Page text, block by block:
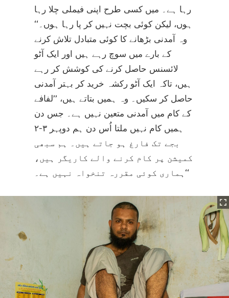
رہا ہے۔ میں کسی طرح اپنی فیملی چلا رہا
ہوں، لیکن کوئی بچت نہیں کر پا رہا ہوں۔‘‘
وہ آمدنی بڑھانے کا کوئی متبادل تلاش کرنے
کے بارے میں سوچ رہے ہیں اور ایک آٹو
لائسنس حاصل کرنے کی کوشش کر رہے
ہیں، تاکہ ایک آٹو رکشہ خرید کر بہتر آمدنی
حاصل کر سکیں۔ وہ ہمیں بتاتے ہیں، ’’لفافے
کے کام میں آمدنی متعین نہیں ہے۔ جس دن
ہمیں کام نہیں ملتا اُس دن ہم دوپہر ۳-۲
بجے تک فارغ ہو جاتے ہیں۔ ہم سبھی
کمیشن پر کام کرنے والے کاریگر ہیں،
ہماری کوئی مقررہ تنخواہ نہیں ہے۔‘‘